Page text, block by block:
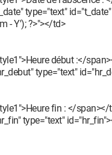
type="text"
- Y'); ?>"></td>
début :</
type="text"
fin : </span></
type="text"